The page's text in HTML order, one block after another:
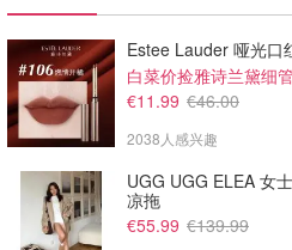
€11.99 €46.00
2038人感兴趣
UGG UGG ELEA 女
凉拖
€55.99 €139.99